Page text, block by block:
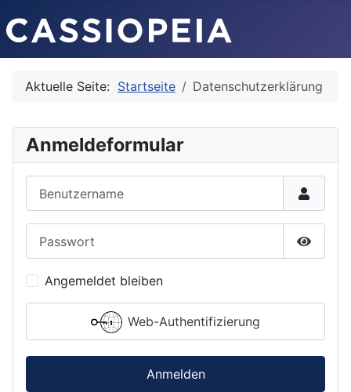
Aktuelle Seite: Startseite Datenschutzerklärung
Anmeldeformular
Angemeldet bleiben
Web-Authentifizierung
Anmelden